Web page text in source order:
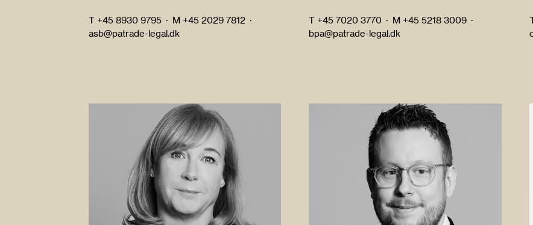
T +45 8930 9795 · M +45 2029 7812 ·
asb@patrade-legal.dk
T +45 7020 3770 · M +45 5218 3009 ·
bpa@patrade-legal.dk